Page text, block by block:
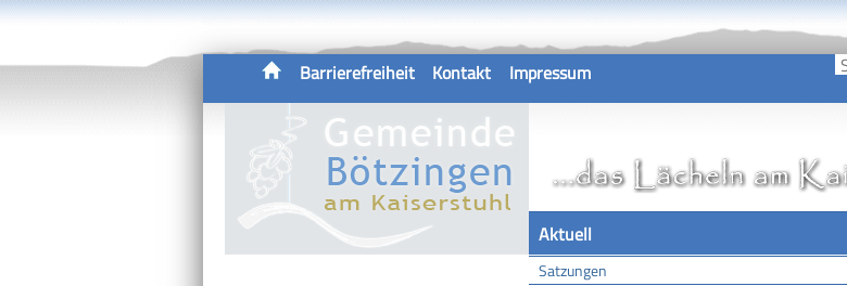
Barrierefreiheit Kontakt Impressum
Aktuell
Satzungen